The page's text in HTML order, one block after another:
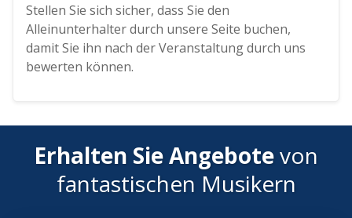
Stellen Sie sich sicher, dass Sie den
Alleinunterhalter durch unsere Seite buchen,
damit Sie ihn nach der Veranstaltung durch uns
bewerten können.
Erhalten Sie Angebotevon
fantastischen Musikern